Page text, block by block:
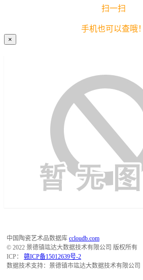
扫一扫
手机也可以查哦！
×
中国陶瓷艺术品数据库 ccloudb.com
© 2022 景德镇竑达大数据技术有限公司 版权所有
ICP： 赣ICP备15012639号-2
数据技术支持：景德镇市竑达大数据技术有限公司